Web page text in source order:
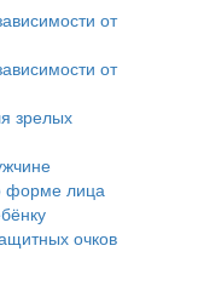
от
от
зрелых
форме лица
очков